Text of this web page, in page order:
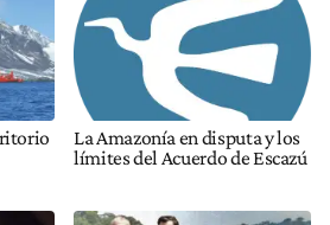
La Amazonía en disputa y los
límites del Acuerdo de Escazú